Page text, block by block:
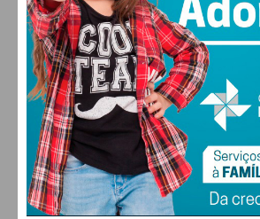
PAÇOS DE FERREIRA
°